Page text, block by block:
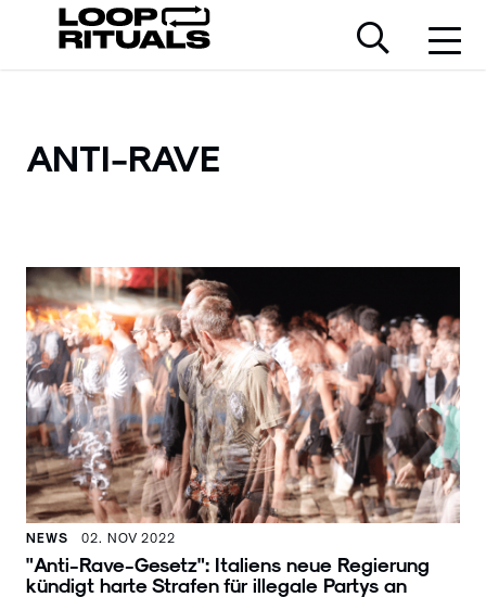
ANTI-RAVE
NEWS 02. NOV 2022
"Anti-Rave-Gesetz": Italiens neue Regierung
kündigt harte Strafen für illegale Partys an